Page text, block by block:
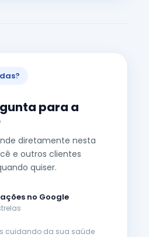
para a
diretamente nesta
e outros clientes
quiser.
no Google
cuidando da sua saúde